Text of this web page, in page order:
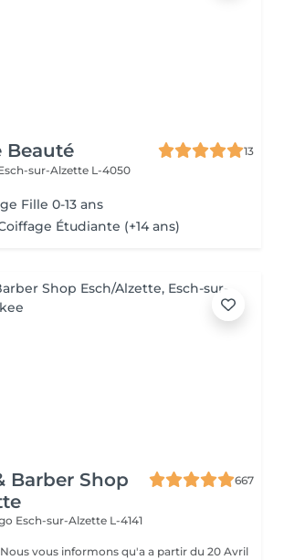
Beauté
13
sur-Alzette L-4050
Fille 0-13 ans
Étudiante (+14 ans)
Barber Shop
667
Esch-sur-Alzette L-4141
,Nous vous informons qu'a a partir du 20 Avril